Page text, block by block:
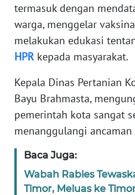
termasuk dengan
warga, menggelar
melakukan edukasi
HPR kepada masyarakat.
Kepala Dinas Pertanian
Bayu Brahmasta,
pemerintah kota sangat
menanggulangi ancaman
Baca Juga:
Wabah Rabies
Timor, Meluas ke
KEPRI
WN
PAPUA
PAPUA
BARAT
RIAU